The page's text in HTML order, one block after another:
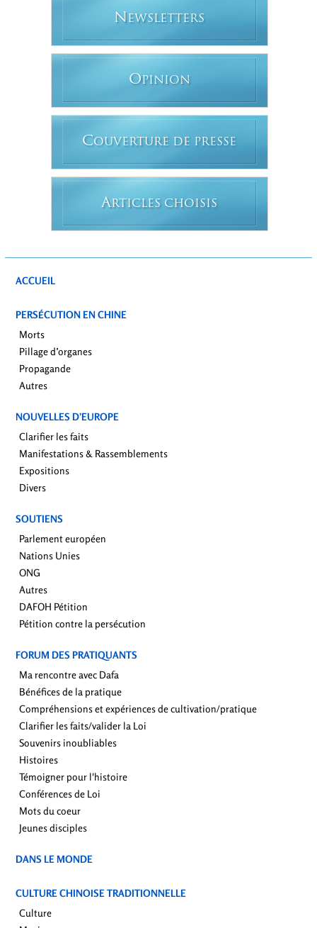
N EWSLETTERS
OPINION
COUVERTURE DE PRESSE
ARTICLES CHOISIS
ACCUEIL
PERSÉCUTION EN CHINE
Morts
Pillage d’organes
Propagande
Autres
NOUVELLES D’EUROPE
Clarifier les faits
Manifestations & Rassemblements
Expositions
Divers
SOUTIENS
Parlement européen
Nations Unies
ONG
Autres
DAFOH Pétition
Pétition contre la persécution
FORUM DES PRATIQUANTS
Ma rencontre avec Dafa
Bénéfices de la pratique
Compréhensions et expériences de cultivation/pratique
Clarifier les faits/valider la Loi
Souvenirs inoubliables
Histoires
Témoigner pour l'histoire
Conférences de Loi
Mots du coeur
Jeunes disciples
DANS LE MONDE
CULTURE CHINOISE TRADITIONNELLE
Culture